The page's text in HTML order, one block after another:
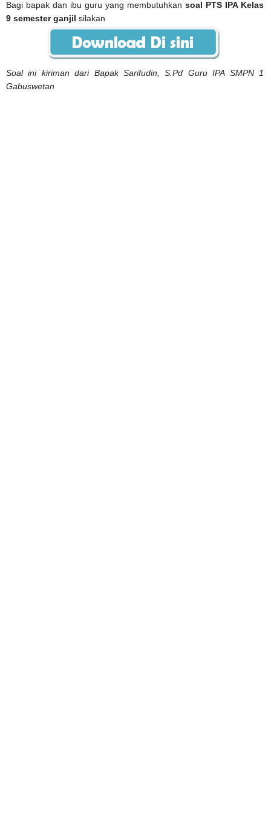
Bagi bapak dan ibu guru yang membutuhkan soal PTS IPA Kelas
9 semester ganjil silakan
Soal ini kiriman dari Bapak Sarifudin, S.Pd Guru IPA SMPN 1
Gabuswetan